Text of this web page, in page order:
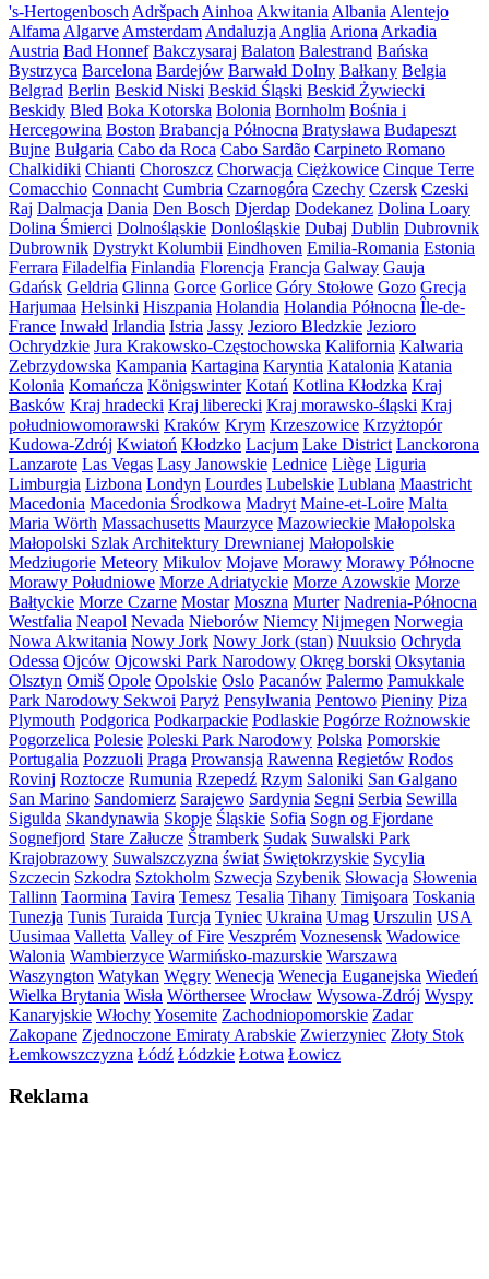
's-Hertogenbosch Adršpach Ainhoa Akwitania Albania Alentejo
Alfama Algarve Amsterdam Andaluzja Anglia Ariona Arkadia
Austria Bad Honnef Bakczysaraj Balaton Balestrand Bańska
Bystrzyca Barcelona Bardejów Barwałd Dolny Bałkany Belgia
Belgrad Berlin Beskid Niski Beskid Śląski Beskid Żywiecki
Beskidy Bled Boka Kotorska Bolonia Bornholm Bośnia i
Hercegowina Boston Brabancja Północna Bratysława Budapeszt
Bujne Bułgaria Cabo da Roca Cabo Sardão Carpineto Romano
Chalkidiki Chianti Choroszcz Chorwacja Ciężkowice Cinque Terre
Comacchio Connacht Cumbria Czarnogóra Czechy Czersk Czeski
Raj Dalmacja Dania Den Bosch Djerdap Dodekanez Dolina Loary
Dolina Śmierci Dolnośląskie Donlośląskie Dubaj Dublin Dubrovnik
Dubrownik Dystrykt Kolumbii Eindhoven Emilia-Romania Estonia
Ferrara Filadelfia Finlandia Florencja Francja Galway Gauja
Gdańsk Geldria Glinna Gorce Gorlice Góry Stołowe Gozo Grecja
Harjumaa Helsinki Hiszpania Holandia Holandia Północna Île-de-
France Inwałd Irlandia Istria Jassy Jezioro Bledzkie Jezioro
Ochrydzkie Jura Krakowsko-Częstochowska Kalifornia Kalwaria
Zebrzydowska Kampania Kartagina Karyntia Katalonia Katania
Kolonia Komańcza Königswinter Kotań Kotlina Kłodzka Kraj
Basków Kraj hradecki Kraj liberecki Kraj morawsko-śląski Kraj
południowomorawski Kraków Krym Krzeszowice Krzyżtopór
Kudowa-Zdrój Kwiatoń Kłodzko Lacjum Lake District Lanckorona
Lanzarote Las Vegas Lasy Janowskie Lednice Liège Liguria
Limburgia Lizbona Londyn Lourdes Lubelskie Lublana Maastricht
Macedonia Macedonia Środkowa Madryt Maine-et-Loire Malta
Maria Wörth Massachusetts Maurzyce Mazowieckie Małopolska
Małopolski Szlak Architektury Drewnianej Małopolskie
Medziugorie Meteory Mikulov Mojave Morawy Morawy Północne
Morawy Południowe Morze Adriatyckie Morze Azowskie Morze
Bałtyckie Morze Czarne Mostar Moszna Murter Nadrenia-Północna
Westfalia Neapol Nevada Nieborów Niemcy Nijmegen Norwegia
Nowa Akwitania Nowy Jork Nowy Jork (stan) Nuuksio Ochryda
Odessa Ojców Ojcowski Park Narodowy Okręg borski Oksytania
Olsztyn Omiš Opole Opolskie Oslo Pacanów Palermo Pamukkale
Park Narodowy Sekwoi Paryż Pensylwania Pentowo Pieniny Piza
Plymouth Podgorica Podkarpackie Podlaskie Pogórze Rożnowskie
Pogorzelica Polesie Poleski Park Narodowy Polska Pomorskie
Portugalia Pozzuoli Praga Prowansja Rawenna Regietów Rodos
Rovinj Roztocze Rumunia Rzepedź Rzym Saloniki San Galgano
San Marino Sandomierz Sarajewo Sardynia Segni Serbia Sewilla
Sigulda Skandynawia Skopje Śląskie Sofia Sogn og Fjordane
Sognefjord Stare Załucze Štramberk Sudak Suwalski Park
Krajobrazowy Suwalszczyzna świat Świętokrzyskie Sycylia
Szczecin Szkodra Sztokholm Szwecja Szybenik Słowacja Słowenia
Tallinn Taormina Tavira Temesz Tesalia Tihany Timişoara Toskania
Tunezja Tunis Turaida Turcja Tyniec Ukraina Umag Urszulin USA
Uusimaa Valletta Valley of Fire Veszprém Voznesensk Wadowice
Walonia Wambierzyce Warmińsko-mazurskie Warszawa
Waszyngton Watykan Węgry Wenecja Wenecja Euganejska Wiedeń
Wielka Brytania Wisła Wörthersee Wrocław Wysowa-Zdrój Wyspy
Kanaryjskie WłochyYosemite Zachodniopomorskie Zadar
Zakopane Zjednoczone Emiraty Arabskie Zwierzyniec Złoty Stok
Łemkowszczyzna Łódź Łódzkie Łotwa Łowicz
Reklama